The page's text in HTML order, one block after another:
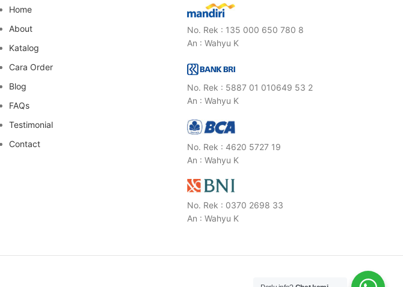
Home
About
Katalog
Cara Order
Blog
FAQs
Testimonial
Contact
No. Rek : 135 000 650 780 8
An : Wahyu K
No. Rek : 5887 01 010649 53 2
An : Wahyu K
No. Rek : 4620 5727 19
An : Wahyu K
No. Rek : 0370 2698 33
An : Wahyu K